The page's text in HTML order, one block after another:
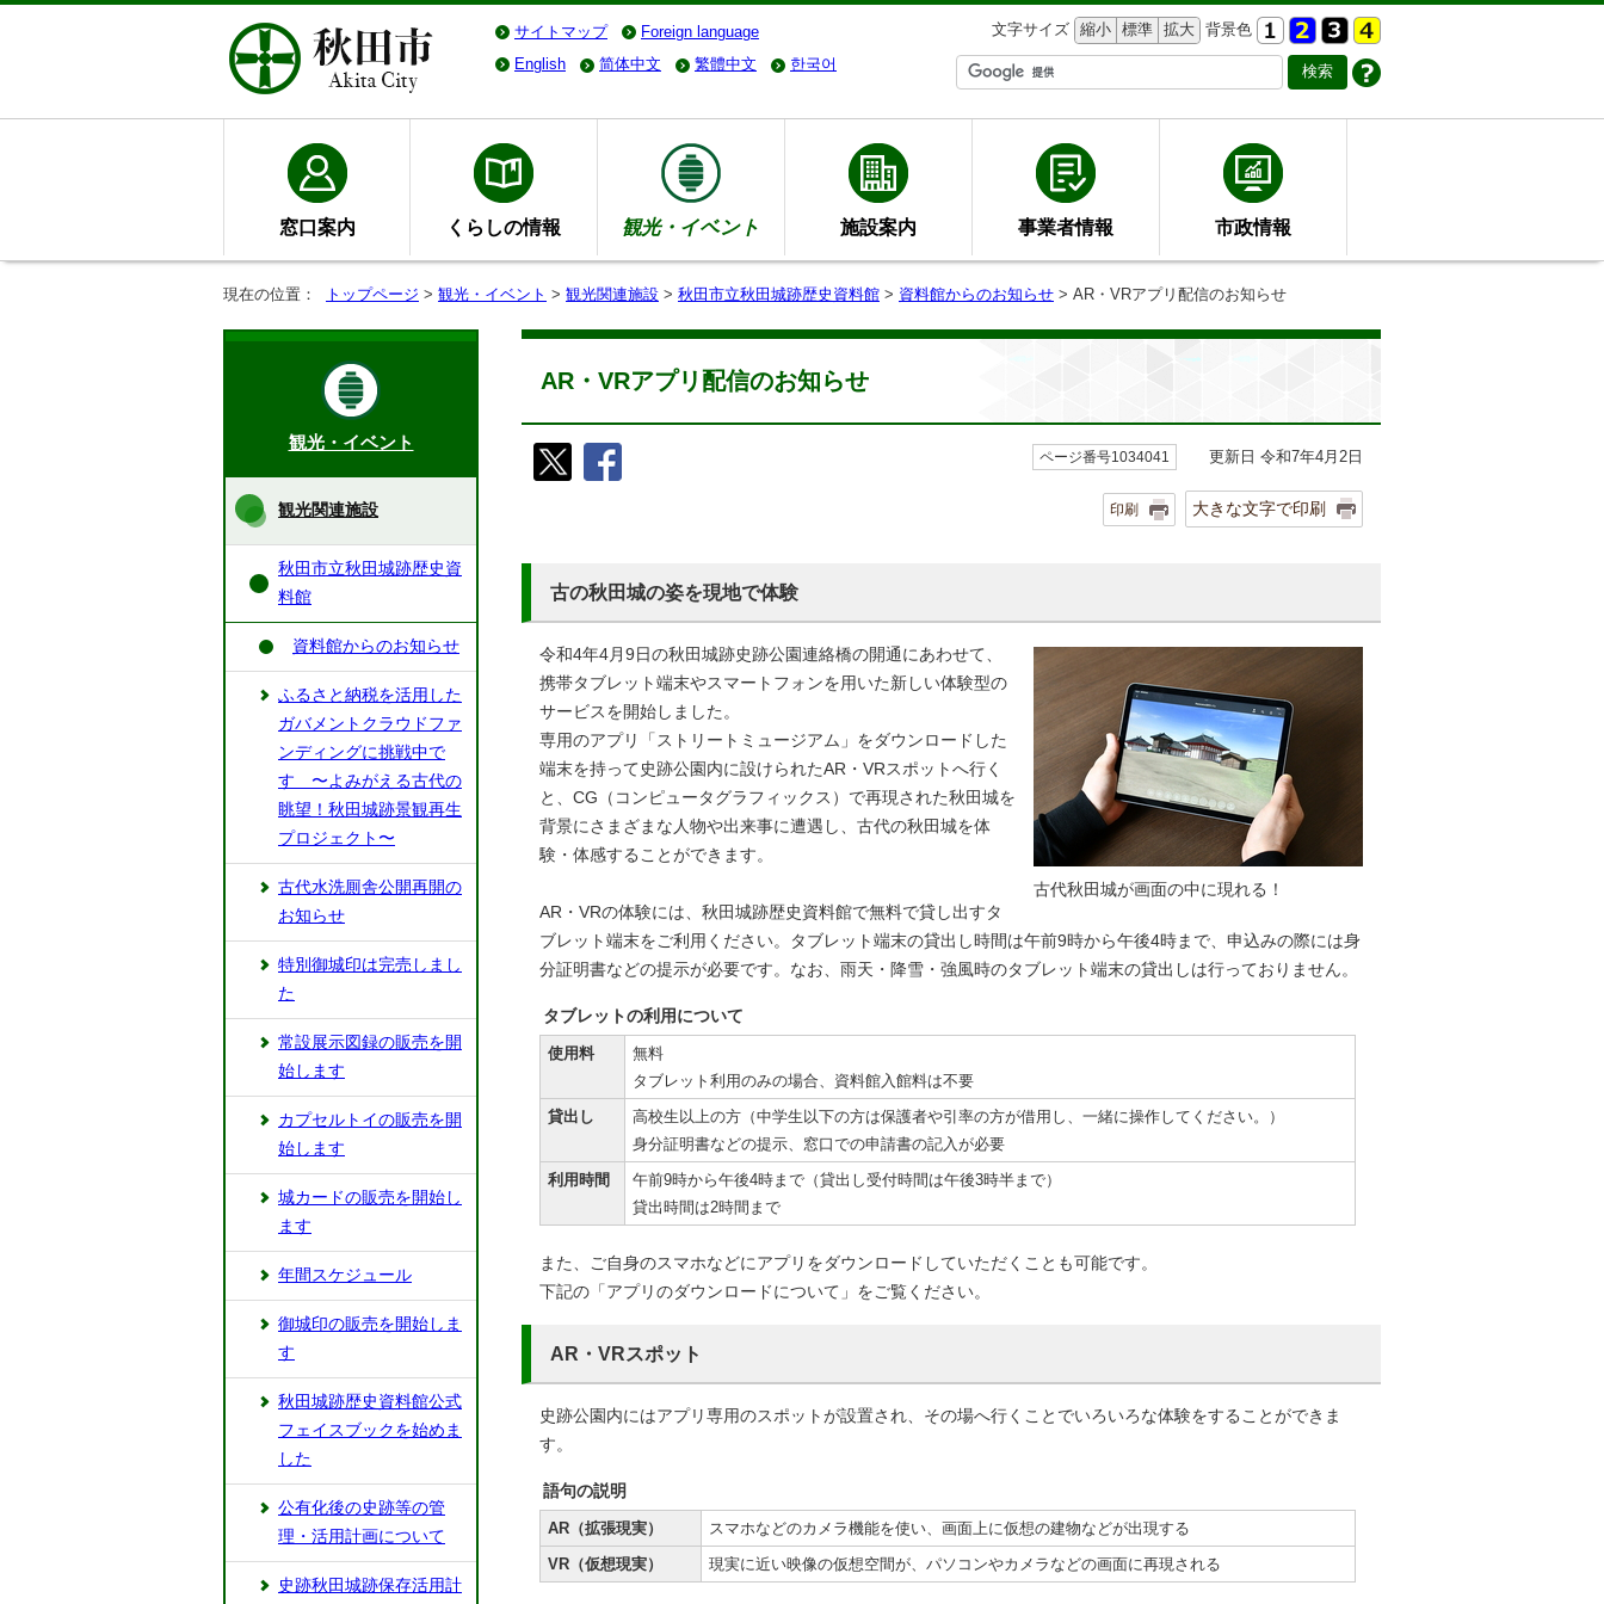
サイトマップ Foreign language 文字サイズ 縮小 標準 拡大 背景色
English
简体中文 繁體中文 한국어
窓口案内 くらしの情報 観光・イベント 施設案内 事業者情報 市政情報
現在の位置： トップページ > 観光・イベント > 観光関連施設 > 秋田市立秋田城跡歴史資料館 > 資料館からのお知らせ > AR・VRアプリ配信のお知らせ
AR・VRアプリ配信のお知らせ
ページ番号1034041 更新日 令和7年4月2日
印刷 大きな文字で印刷
古の秋田城の姿を現地で体験
古代秋田城が画面の中に現れる！
令和4年4月9日の秋田城跡史跡公園連絡橋の開通にあわせて、
携帯タブレット端末やスマートフォンを用いた新しい体験型の
サービスを開始しました。
専用のアプリ「ストリートミュージアム」をダウンロードした
端末を持って史跡公園内に設けられたAR・VRスポットへ行く
と、CG（コンピュータグラフィックス）で再現された秋田城を
背景にさまざまな人物や出来事に遭遇し、古代の秋田城を体
験・体感することができます。
AR・VRの体験には、秋田城跡歴史資料館で無料で貸し出すタ
ブレット端末をご利用ください。タブレット端末の貸出し時間は午前9時から午後4時まで、申込みの際には身
分証明書などの提示が必要です。なお、雨天・降雪・強風時のタブレット端末の貸出しは行っておりません。
タブレットの利用について
使用料
無料
タブレット利用のみの場合、資料館入館料は不要
貸出し
高校生以上の方（中学生以下の方は保護者や引率の方が借用し、一緒に操作してください。）
身分証明書などの提示、窓口での申請書の記入が必要
利用時間
午前9時から午後4時まで（貸出し受付時間は午後3時半まで）
貸出時間は2時間まで
また、ご自身のスマホなどにアプリをダウンロードしていただくことも可能です。
下記の「アプリのダウンロードについて」をご覧ください。
AR・VRスポット
史跡公園内にはアプリ専用のスポットが設置され、その場へ行くことでいろいろな体験をすることができま
す。
語句の説明
AR（拡張現実）
スマホなどのカメラ機能を使い、画面上に仮想の建物などが出現する
VR（仮想現実）
現実に近い映像の仮想空間が、パソコンやカメラなどの画面に再現される
観光・イベント
観光関連施設
秋田市立秋田城跡歴史資
料館
資料館からのお知らせ
ふるさと納税を活用した
ガバメントクラウドファ
ンディングに挑戦中で
す 〜よみがえる古代の
眺望！秋田城跡景観再生
プロジェクト〜
古代水洗厠舎公開再開の
お知らせ
特別御城印は完売しまし
た
常設展示図録の販売を開
始します
カプセルトイの販売を開
始します
城カードの販売を開始し
ます
年間スケジュール
御城印の販売を開始しま
す
秋田城跡歴史資料館公式
フェイスブックを始めま
した
公有化後の史跡等の管
理・活用計画について
史跡秋田城跡保存活用計